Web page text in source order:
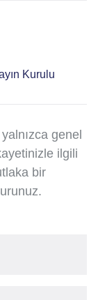
Kurulu
genel
ilgili
bir